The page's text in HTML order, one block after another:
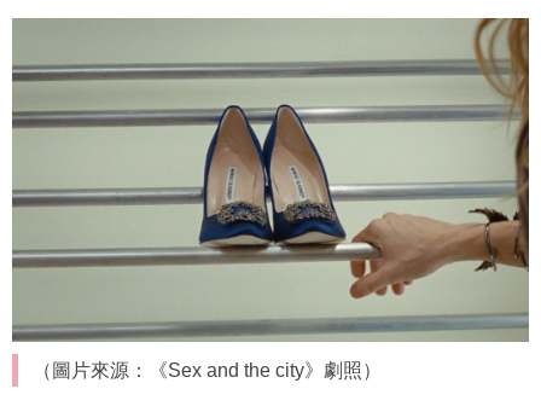
（圖片來源：《Sex and the city》劇照）